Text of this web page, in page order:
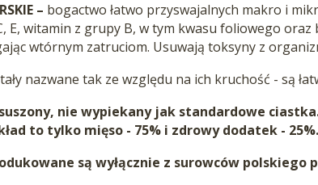
– bogactwo łatwo przyswajalnych makro i
E, witamin z grupy B, w tym kwasu foliowego
wtórnym zatruciom. Usuwają toksyny z
nazwane tak ze względu na ich kruchość - są
nie wypiekany jak standardowe
to tylko mięso - 75% i zdrowy dodatek - 25%.
są wyłącznie z surowców polskiego